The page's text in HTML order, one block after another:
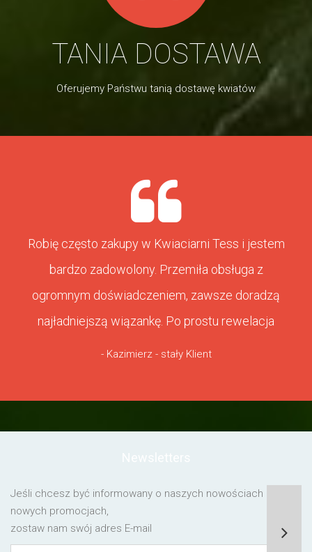
TANIA DOSTAWA
Oferujemy Państwu tanią dostawę kwiatów
Robię często zakupy w Kwiaciarni Tess i jestem
bardzo zadowolony. Przemiła obsługa z
ogromnym doświadczeniem, zawsze doradzą
najładniejszą wiązankę. Po prostu rewelacja
- Kazimierz - stały Klient
Jeśli chcesz być informowany o naszych nowościach lub o
nowych promocjach,
zostaw nam swój adres E-mail